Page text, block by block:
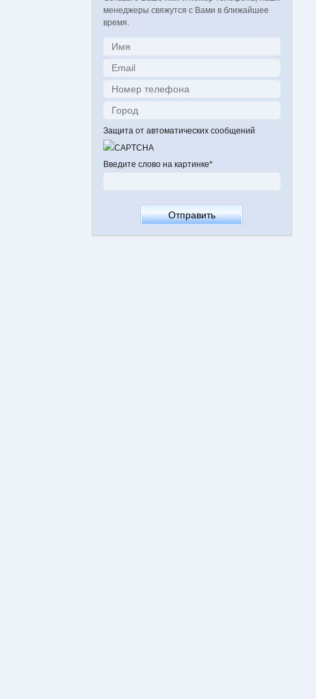
менеджеры свяжутся с Вами в ближайшее
время.
Защита от автоматических сообщений
Введите слово на картинке*